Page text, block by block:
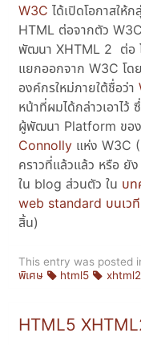
W3C ได้เปิดโอกาสให้
HTML ต่อจากตัว
พัฒนา XHTML 2 ต่อ
แยกออกจาก W3C โด
องค์กรใหม่ภายใต้ชื่อว่า
หน้าที่ผมได้กล่าวเอาไว้
ผู้พัฒนา Platform ขอ
Connolly แห่ง W3C
คราวที่แล้วแล้ว หรือ ยั
ใน blog ส่วนตัว ใน บท
web standard บนเวที
สิ้น)
This entry was posted
พิเศษ
html5 xhtml2
HTML5